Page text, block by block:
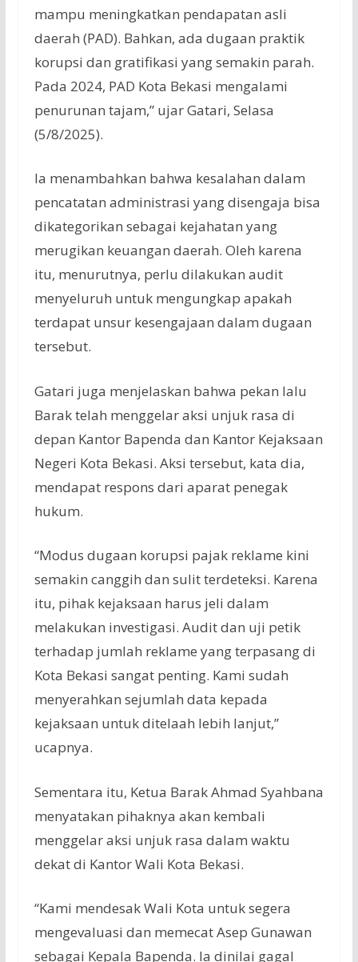
mampu meningkatkan pendapatan asli
daerah (PAD). Bahkan, ada dugaan praktik
korupsi dan gratifikasi yang semakin parah.
Pada 2024, PAD Kota Bekasi mengalami
penurunan tajam,” ujar Gatari, Selasa
(5/8/2025).
Ia menambahkan bahwa kesalahan dalam
pencatatan administrasi yang disengaja bisa
dikategorikan sebagai kejahatan yang
merugikan keuangan daerah. Oleh karena
itu, menurutnya, perlu dilakukan audit
menyeluruh untuk mengungkap apakah
terdapat unsur kesengajaan dalam dugaan
tersebut.
Gatari juga menjelaskan bahwa pekan lalu
Barak telah menggelar aksi unjuk rasa di
depan Kantor Bapenda dan Kantor Kejaksaan
Negeri Kota Bekasi. Aksi tersebut, kata dia,
mendapat respons dari aparat penegak
hukum.
“Modus dugaan korupsi pajak reklame kini
semakin canggih dan sulit terdeteksi. Karena
itu, pihak kejaksaan harus jeli dalam
melakukan investigasi. Audit dan uji petik
terhadap jumlah reklame yang terpasang di
Kota Bekasi sangat penting. Kami sudah
menyerahkan sejumlah data kepada
kejaksaan untuk ditelaah lebih lanjut,”
ucapnya.
Sementara itu, Ketua Barak Ahmad Syahbana
menyatakan pihaknya akan kembali
menggelar aksi unjuk rasa dalam waktu
dekat di Kantor Wali Kota Bekasi.
“Kami mendesak Wali Kota untuk segera
mengevaluasi dan memecat Asep Gunawan
sebagai Kepala Bapenda. Ia dinilai gagal